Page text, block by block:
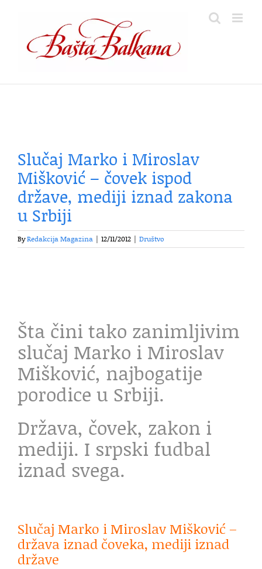
content
Slučaj Marko i Miroslav
Mišković – čovek ispod
države, mediji iznad zakona
u Srbiji
ByRedakcija Magazina 12/11/2012 Društvo
Šta čini tako zanimljivim
slučaj Marko i Miroslav
Mišković, najbogatije
porodice u Srbiji.
Država, čovek, zakon i
mediji. I srpski fudbal
iznad svega.
Slučaj Marko i Miroslav Mišković –
država iznad čoveka, mediji iznad
države